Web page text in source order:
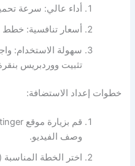
أداء عالي: سرعة
أسعار تنافسية: خطط
سهولة الاستخدام:
تثبيت ووردبريس
خطوات إعداد الاستضافة:
وصف الفيديو.